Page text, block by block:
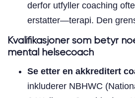
derfor utfyller coaching
erstatter—terapi. Den
Kvalifikasjoner som betyr
mental helsecoach
Se etter en akkreditert
inkluderer NBHWC